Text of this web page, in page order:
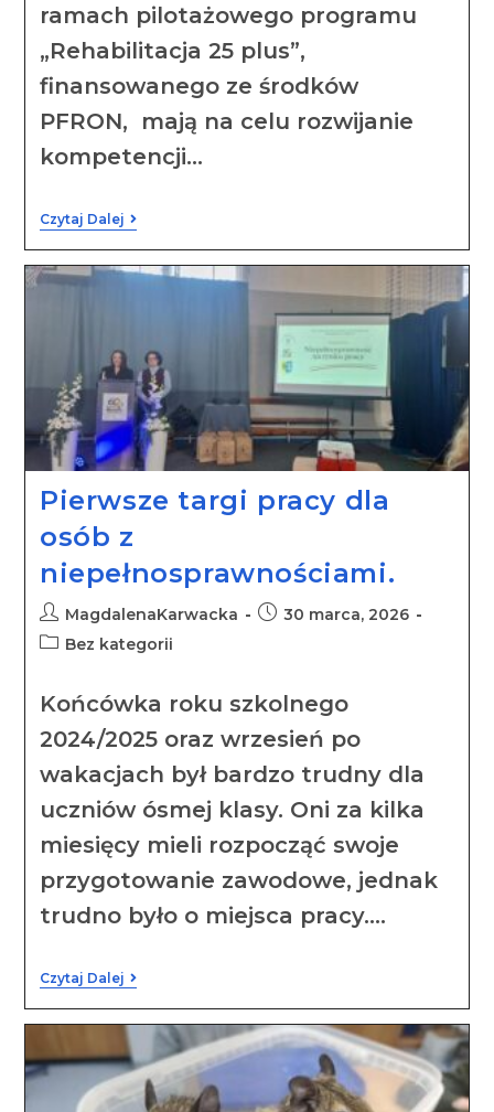
ramach pilotażowego programu
„Rehabilitacja 25 plus”,
finansowanego ze środków
PFRON, mają na celu rozwijanie
kompetencji…
Czytaj Dalej
Pierwsze targi pracy dla
osób z
niepełnosprawnościami.
MagdalenaKarwacka
30 marca, 2026
Bez kategorii
Końcówka roku szkolnego
2024/2025 oraz wrzesień po
wakacjach był bardzo trudny dla
uczniów ósmej klasy. Oni za kilka
miesięcy mieli rozpocząć swoje
przygotowanie zawodowe, jednak
trudno było o miejsca pracy.…
Czytaj Dalej